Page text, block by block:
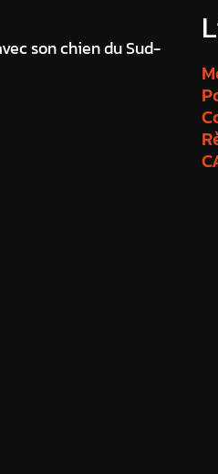
son chien du Sud-